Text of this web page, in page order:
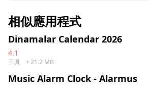
相似應用程式
Dinamalar Calendar 2026
4.1
工具 • 21.2 MB
Music Alarm Clock - Alarmus